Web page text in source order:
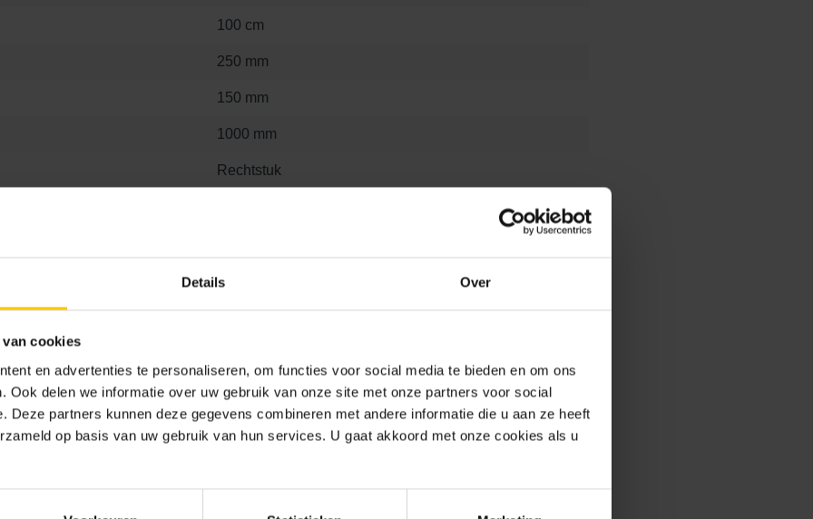
Details Over
van cookies
en advertenties te personaliseren, om functies voor social media te bieden en om ons
Ook delen we informatie over uw gebruik van onze site met onze partners voor social
Deze partners kunnen deze gegevens combineren met andere informatie die u aan ze heeft
op basis van uw gebruik van hun services. U gaat akkoord met onze cookies als u
100 cm
250 mm
150 mm
1000 mm
Rechtstuk
25